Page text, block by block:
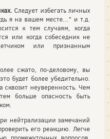
Следует избегать личных
я на вашем месте..." и т.д.
к тем случаям, когда
или когда собеседник не
или признанным
сжато, по-деловому, вы
будет более убедительно.
сквозит неуверенность. Чем
больше опасность быть
нейтрализации замечаний
его реакцию. Легче